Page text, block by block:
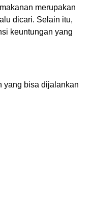
merupakan
dicari. Selain itu,
keuntungan yang
yang bisa dijalankan